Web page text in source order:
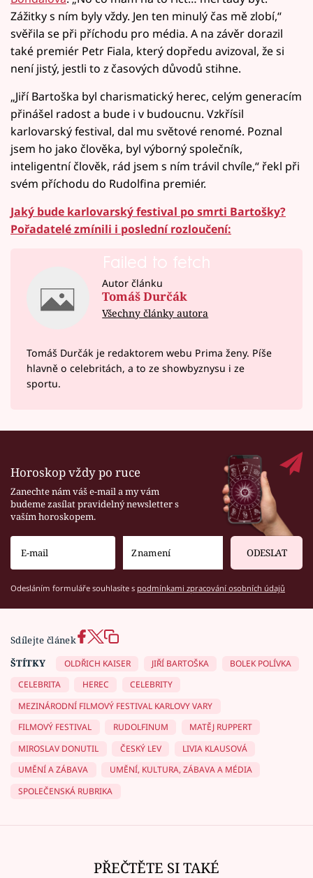
Zážitky s ním byly vždy. Jen ten minulý čas mě zlobí,“
svěřila se při příchodu pro média. A na závěr dorazil
také premiér Petr Fiala, který dopředu avizoval, že si
není jistý, jestli to z časových důvodů stihne.
„Jiří Bartoška byl charismatický herec, celým generacím
přinášel radost a bude i v budoucnu. Vzkřísil
karlovarský festival, dal mu světové renomé. Poznal
jsem ho jako člověka, byl výborný společník,
inteligentní člověk, rád jsem s ním trávil chvíle,“ řekl při
svém příchodu do Rudolfina premiér.
Jaký bude karlovarský festival po smrti Bartošky?
Pořadatelé zmínili i poslední rozloučení:
Failed to fetch
Autor článku
Tomáš Durčák
Všechny články autora
Tomáš Durčák je redaktorem webu Prima ženy. Píše
hlavně o celebritách, a to ze showbyznysu i ze
sportu.
Horoskop vždy po ruce
Zanechte nám váš e-mail a my vám
budeme zasílat pravidelný newsletter s
vaším horoskopem.
ODESLAT
Odesláním formuláře souhlasíte s podmínkami zpracování osobních údajů
Sdílejte článek
ŠTÍTKY
OLDŘICH KAISER JIŘÍ BARTOŠKA
BOLEK POLÍVKA
CELEBRITA
HEREC
CELEBRITY
MEZINÁRODNÍ FILMOVÝ FESTIVAL KARLOVY VARY
FILMOVÝ FESTIVAL
RUDOLFINUM
MATĚJ RUPPERT
MIROSLAV DONUTIL
ČESKÝ LEV
LIVIA KLAUSOVÁ
UMĚNÍ A ZÁBAVA
UMĚNÍ, KULTURA, ZÁBAVA A MÉDIA
SPOLEČENSKÁ RUBRIKA
PŘEČTĚTE SI TAKÉ